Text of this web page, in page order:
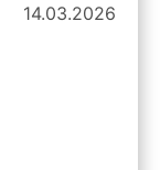
14.03.2026